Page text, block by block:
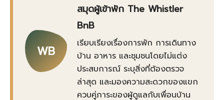
WB
สมุดผู้เข้าพัก The Whistler
BnB
เรียบเรียงเรื่องการพัก การเดินทาง
บ้าน อาหาร และชุมชนโดยไม่แต่ง
ประสบการณ์ ระบุสิ่งที่ต้องตรวจ
ล่าสุด และมองความสะดวกของแขก
ควบคู่ภาระของผู้ดูแลกับเพื่อนบ้าน